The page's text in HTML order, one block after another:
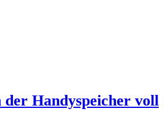
der Handyspeicher voll